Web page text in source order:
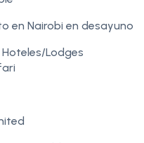
en Nairobi en desayuno
Lodges